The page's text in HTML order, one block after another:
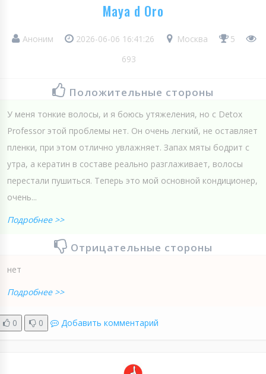
Maya d Oro
Аноним 2026-06-06 16:41:26 Москва
5
693
Положительные стороны
У меня тонкие волосы, и я боюсь утяжеления, но с Detox
Professor этой проблемы нет. Он очень легкий, не оставляет
пленки, при этом отлично увлажняет. Запах мяты бодрит с
утра, а кератин в составе реально разглаживает, волосы
перестали пушиться. Теперь это мой основной кондиционер,
очень...
Подробнее >>
Отрицательные стороны
нет
Подробнее >>
0 0 Добавить комментарий